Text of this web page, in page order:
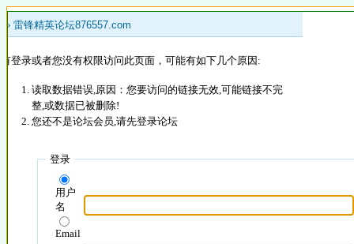
» 雷锋精英论坛876557.com
登录或者您没有权限访问此页面，可能有如下几个原因:
读取数据错误,原因：您要访问的链接无效,可能链接不完
整,或数据已被删除!
您还不是论坛会员,请先登录论坛
登录
用户
名
Email